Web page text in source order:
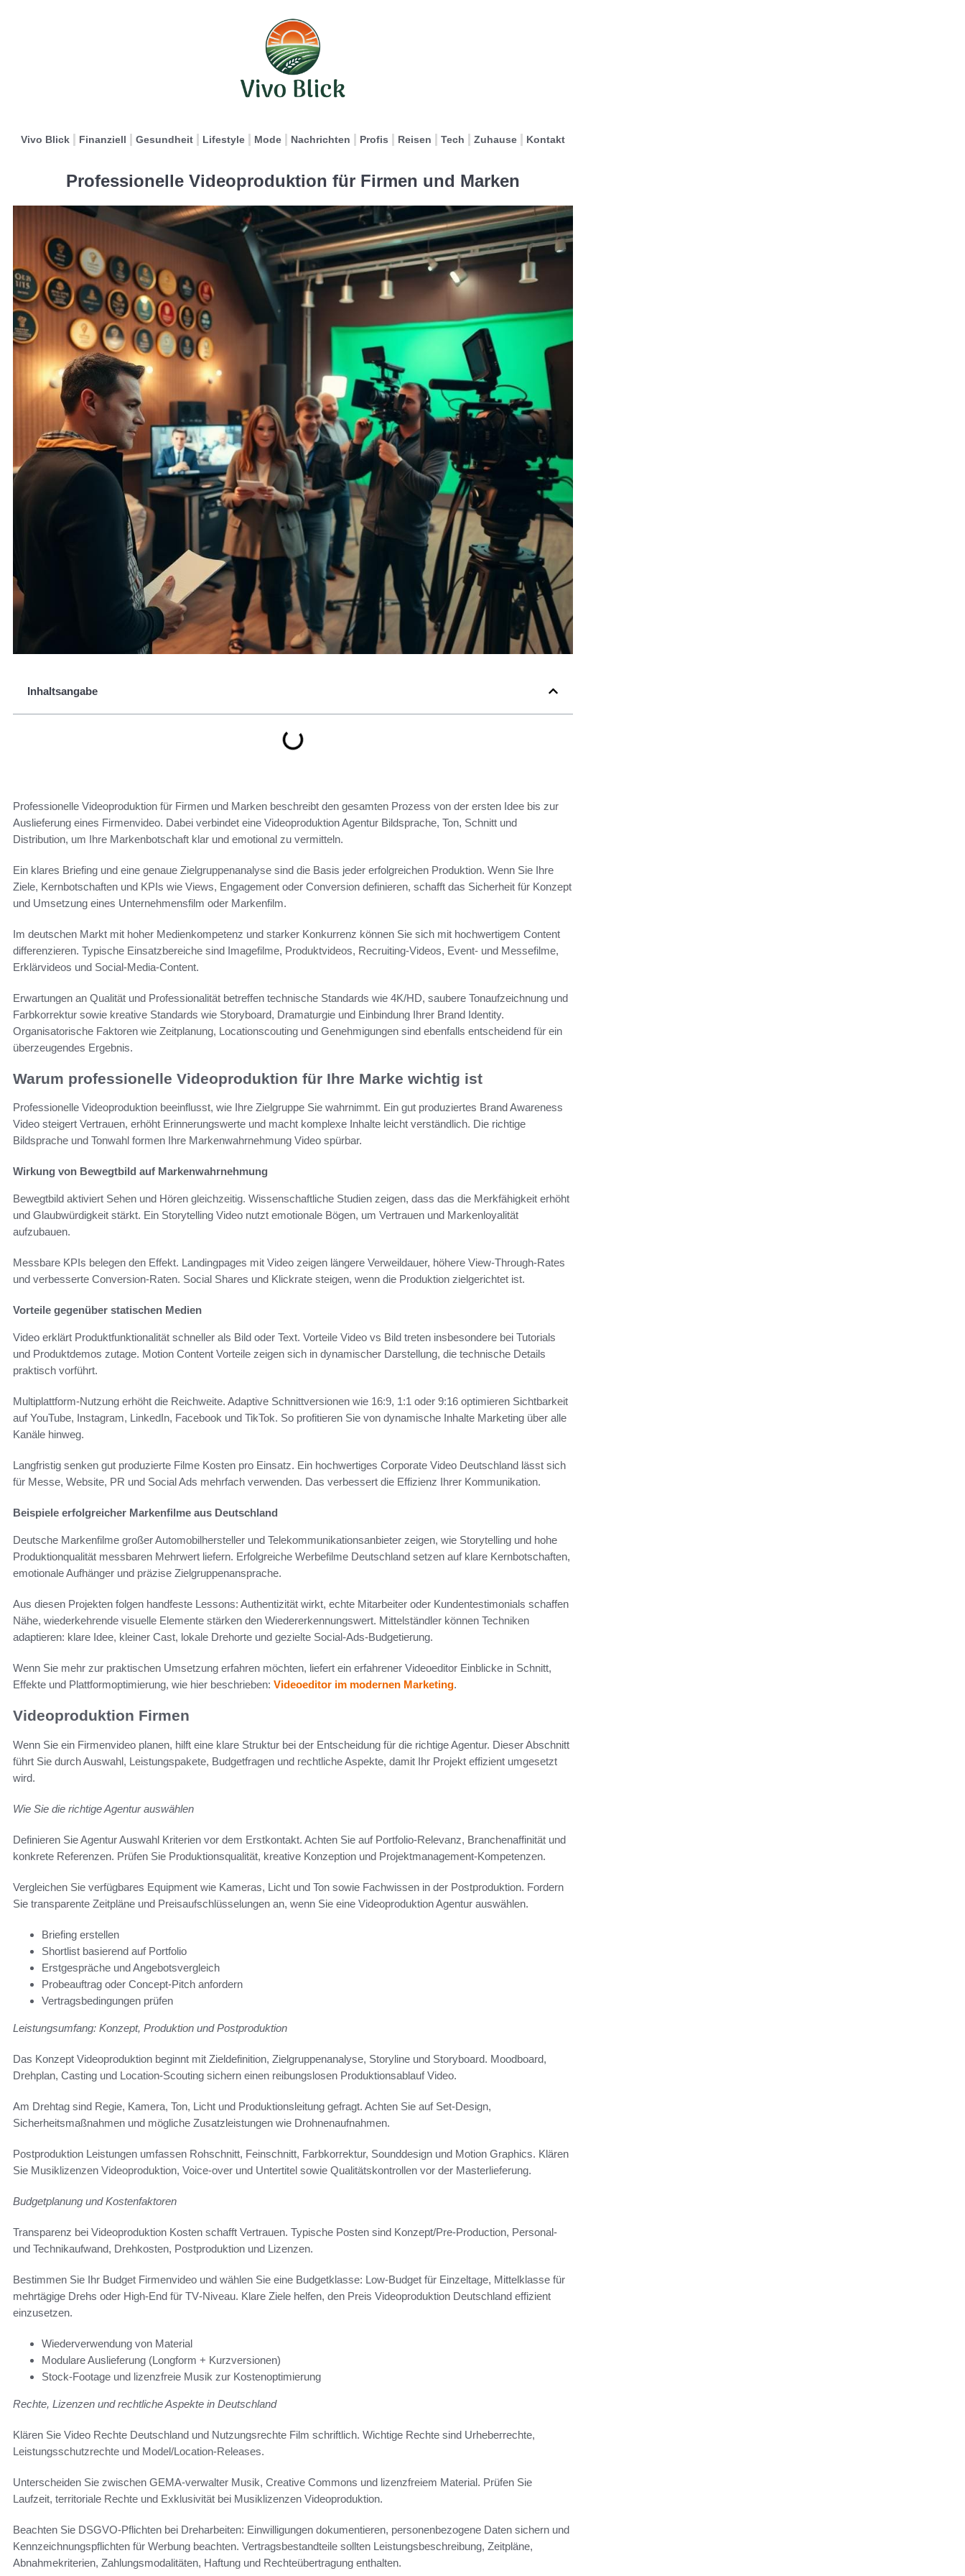
Vivo Blick Finanziell Gesundheit Lifestyle Mode Nachrichten Profis Reisen Tech Zuhause Kontakt
Professionelle Videoproduktion für Firmen und Marken
Inhaltsangabe
Professionelle Videoproduktion für Firmen und Marken beschreibt den gesamten Prozess von der ersten Idee bis zur
Auslieferung eines Firmenvideo. Dabei verbindet eine Videoproduktion Agentur Bildsprache, Ton, Schnitt und
Distribution, um Ihre Markenbotschaft klar und emotional zu vermitteln.
Ein klares Briefing und eine genaue Zielgruppenanalyse sind die Basis jeder erfolgreichen Produktion. Wenn Sie Ihre
Ziele, Kernbotschaften und KPIs wie Views, Engagement oder Conversion definieren, schafft das Sicherheit für Konzept
und Umsetzung eines Unternehmensfilm oder Markenfilm.
Im deutschen Markt mit hoher Medienkompetenz und starker Konkurrenz können Sie sich mit hochwertigem Content
differenzieren. Typische Einsatzbereiche sind Imagefilme, Produktvideos, Recruiting‑Videos, Event‑ und Messefilme,
Erklärvideos und Social‑Media‑Content.
Erwartungen an Qualität und Professionalität betreffen technische Standards wie 4K/HD, saubere Tonaufzeichnung und
Farbkorrektur sowie kreative Standards wie Storyboard, Dramaturgie und Einbindung Ihrer Brand Identity.
Organisatorische Faktoren wie Zeitplanung, Locationscouting und Genehmigungen sind ebenfalls entscheidend für ein
überzeugendes Ergebnis.
Warum professionelle Videoproduktion für Ihre Marke wichtig ist
Professionelle Videoproduktion beeinflusst, wie Ihre Zielgruppe Sie wahrnimmt. Ein gut produziertes Brand Awareness
Video steigert Vertrauen, erhöht Erinnerungswerte und macht komplexe Inhalte leicht verständlich. Die richtige
Bildsprache und Tonwahl formen Ihre Markenwahrnehmung Video spürbar.
Wirkung von Bewegtbild auf Markenwahrnehmung
Bewegtbild aktiviert Sehen und Hören gleichzeitig. Wissenschaftliche Studien zeigen, dass das die Merkfähigkeit erhöht
und Glaubwürdigkeit stärkt. Ein Storytelling Video nutzt emotionale Bögen, um Vertrauen und Markenloyalität
aufzubauen.
Messbare KPIs belegen den Effekt. Landingpages mit Video zeigen längere Verweildauer, höhere View‑Through‑Rates
und verbesserte Conversion‑Raten. Social Shares und Klickrate steigen, wenn die Produktion zielgerichtet ist.
Vorteile gegenüber statischen Medien
Video erklärt Produktfunktionalität schneller als Bild oder Text. Vorteile Video vs Bild treten insbesondere bei Tutorials
und Produktdemos zutage. Motion Content Vorteile zeigen sich in dynamischer Darstellung, die technische Details
praktisch vorführt.
Multiplattform-Nutzung erhöht die Reichweite. Adaptive Schnittversionen wie 16:9, 1:1 oder 9:16 optimieren Sichtbarkeit
auf YouTube, Instagram, LinkedIn, Facebook und TikTok. So profitieren Sie von dynamische Inhalte Marketing über alle
Kanäle hinweg.
Langfristig senken gut produzierte Filme Kosten pro Einsatz. Ein hochwertiges Corporate Video Deutschland lässt sich
für Messe, Website, PR und Social Ads mehrfach verwenden. Das verbessert die Effizienz Ihrer Kommunikation.
Beispiele erfolgreicher Markenfilme aus Deutschland
Deutsche Markenfilme großer Automobilhersteller und Telekommunikationsanbieter zeigen, wie Storytelling und hohe
Produktionqualität messbaren Mehrwert liefern. Erfolgreiche Werbefilme Deutschland setzen auf klare Kernbotschaften,
emotionale Aufhänger und präzise Zielgruppenansprache.
Aus diesen Projekten folgen handfeste Lessons: Authentizität wirkt, echte Mitarbeiter oder Kundentestimonials schaffen
Nähe, wiederkehrende visuelle Elemente stärken den Wiedererkennungswert. Mittelständler können Techniken
adaptieren: klare Idee, kleiner Cast, lokale Drehorte und gezielte Social‑Ads‑Budgetierung.
Wenn Sie mehr zur praktischen Umsetzung erfahren möchten, liefert ein erfahrener Videoeditor Einblicke in Schnitt,
Effekte und Plattformoptimierung, wie hier beschrieben: Videoeditor im modernen Marketing.
Videoproduktion Firmen
Wenn Sie ein Firmenvideo planen, hilft eine klare Struktur bei der Entscheidung für die richtige Agentur. Dieser Abschnitt
führt Sie durch Auswahl, Leistungspakete, Budgetfragen und rechtliche Aspekte, damit Ihr Projekt effizient umgesetzt
wird.
Wie Sie die richtige Agentur auswählen
Definieren Sie Agentur Auswahl Kriterien vor dem Erstkontakt. Achten Sie auf Portfolio-Relevanz, Branchenaffinität und
konkrete Referenzen. Prüfen Sie Produktionsqualität, kreative Konzeption und Projektmanagement-Kompetenzen.
Vergleichen Sie verfügbares Equipment wie Kameras, Licht und Ton sowie Fachwissen in der Postproduktion. Fordern
Sie transparente Zeitpläne und Preisaufschlüsselungen an, wenn Sie eine Videoproduktion Agentur auswählen.
Briefing erstellen
Shortlist basierend auf Portfolio
Erstgespräche und Angebotsvergleich
Probeauftrag oder Concept-Pitch anfordern
Vertragsbedingungen prüfen
Leistungsumfang: Konzept, Produktion und Postproduktion
Das Konzept Videoproduktion beginnt mit Zieldefinition, Zielgruppenanalyse, Storyline und Storyboard. Moodboard,
Drehplan, Casting und Location‑Scouting sichern einen reibungslosen Produktionsablauf Video.
Am Drehtag sind Regie, Kamera, Ton, Licht und Produktionsleitung gefragt. Achten Sie auf Set-Design,
Sicherheitsmaßnahmen und mögliche Zusatzleistungen wie Drohnenaufnahmen.
Postproduktion Leistungen umfassen Rohschnitt, Feinschnitt, Farbkorrektur, Sounddesign und Motion Graphics. Klären
Sie Musiklizenzen Videoproduktion, Voice-over und Untertitel sowie Qualitätskontrollen vor der Masterlieferung.
Budgetplanung und Kostenfaktoren
Transparenz bei Videoproduktion Kosten schafft Vertrauen. Typische Posten sind Konzept/Pre‑Production, Personal-
und Technikaufwand, Drehkosten, Postproduktion und Lizenzen.
Bestimmen Sie Ihr Budget Firmenvideo und wählen Sie eine Budgetklasse: Low‑Budget für Einzeltage, Mittelklasse für
mehrtägige Drehs oder High‑End für TV‑Niveau. Klare Ziele helfen, den Preis Videoproduktion Deutschland effizient
einzusetzen.
Wiederverwendung von Material
Modulare Auslieferung (Longform + Kurzversionen)
Stock-Footage und lizenzfreie Musik zur Kostenoptimierung
Rechte, Lizenzen und rechtliche Aspekte in Deutschland
Klären Sie Video Rechte Deutschland und Nutzungsrechte Film schriftlich. Wichtige Rechte sind Urheberrechte,
Leistungsschutzrechte und Model/Location‑Releases.
Unterscheiden Sie zwischen GEMA‑verwalter Musik, Creative Commons und lizenzfreiem Material. Prüfen Sie
Laufzeit, territoriale Rechte und Exklusivität bei Musiklizenzen Videoproduktion.
Beachten Sie DSGVO‑Pflichten bei Dreharbeiten: Einwilligungen dokumentieren, personenbezogene Daten sichern und
Kennzeichnungspflichten für Werbung beachten. Vertragsbestandteile sollten Leistungsbeschreibung, Zeitpläne,
Abnahmekriterien, Zahlungsmodalitäten, Haftung und Rechteübertragung enthalten.